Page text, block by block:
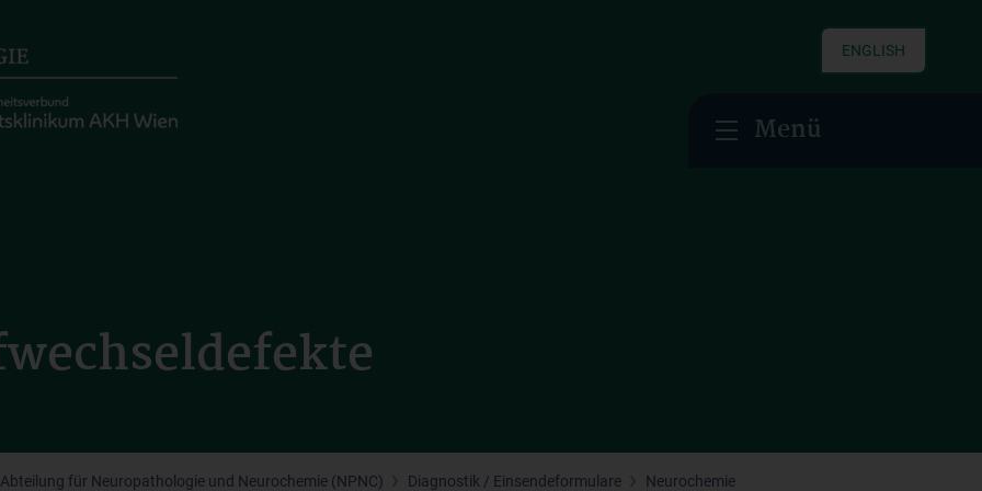
ENGLISH
Menü
Abteilung für Neuropathologie und Neurochemie (NPNC) Diagnostik / Einsendeformulare
Neurochemie